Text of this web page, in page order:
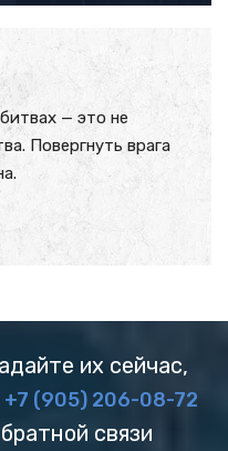
— это не
Повергнуть врага
их сейчас,
+7 (905) 206-08-72
связи